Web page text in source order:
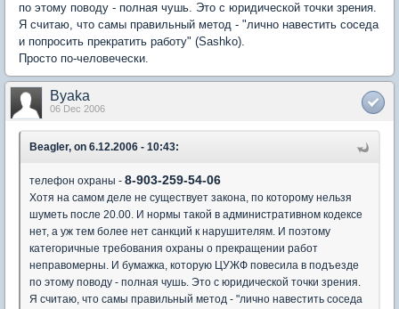
по этому поводу - полная чушь. Это с юридической точки зрения.
Я считаю, что самы правильный метод - "лично навестить соседа
и попросить прекратить работу" (Sashko).
Просто по-человечески.
Byaka
06 Dec 2006
Beagler, on 6.12.2006 - 10:43:
телефон охраны - 8-903-259-54-06
Хотя на самом деле не существует закона, по которому нельзя
шуметь после 20.00. И нормы такой в административном кодексе
нет, а уж тем более нет санкций к нарушителям. И поэтому
категоричные требования охраны о прекращении работ
неправомерны. И бумажка, которую ЦУЖФ повесила в подъезде
по этому поводу - полная чушь. Это с юридической точки зрения.
Я считаю, что самы правильный метод - "лично навестить соседа